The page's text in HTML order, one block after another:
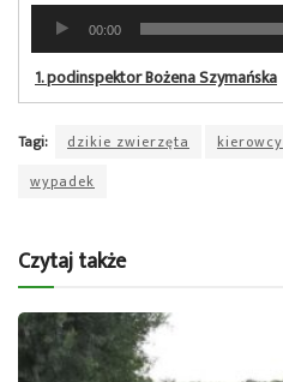
Odtwarzacz
plików
dźwiękowych
00:00
1.podinspektor Bożena Szymańska
Tagi: dzikie zwierzęta kierowcy
wypadek
Czytaj także